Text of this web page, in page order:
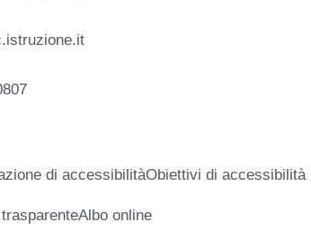
di accessibilitàObiettivi di accessibilità
Albo online